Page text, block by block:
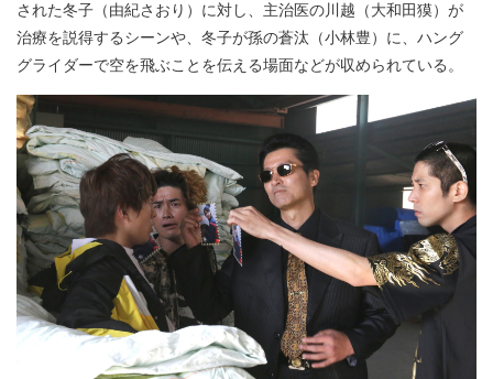
された冬子（由紀さおり）に対し、主治医の川越（大和田獏）が
治療を説得するシーンや、冬子が孫の蒼汰（小林豊）に、ハング
グライダーで空を飛ぶことを伝える場面などが収められている。